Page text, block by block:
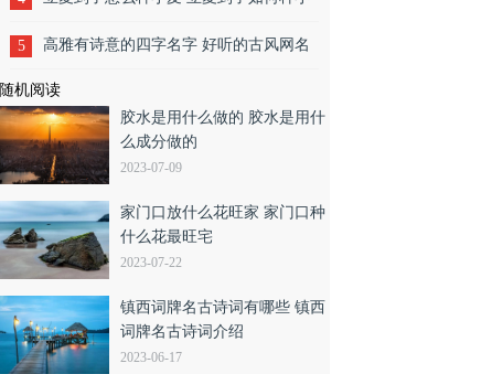
麦
5 高雅有诗意的四字名字 好听的古风网名
随机阅读
胶水是用什么做的 胶水是用什
么成分做的
2023-07-09
家门口放什么花旺家 家门口种
什么花最旺宅
2023-07-22
镇西词牌名古诗词有哪些 镇西
词牌名古诗词介绍
2023-06-17